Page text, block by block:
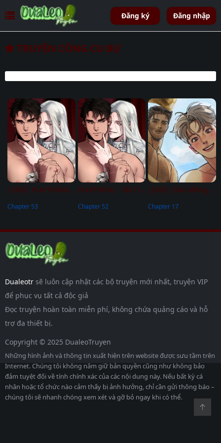
Đăng ký Đăng nhập
TRUYỆN CÔNG CU BỰ
|END| PLAYTHING - Vật Tiêu Khiển Của Vị Đại Công Tước
Chapter 53
PLAYTHING - Vật Tiêu Khiển Của Vị Đại Công Tước
Chapter 52
|END| Giấc Mộng May Mắn
Chapter 17
Dualeotr sẽ luôn cập nhật các bộ truyện mới nhất, truyện VIP
để phục vụ tất cả độc giả
Đọc truyện hoàn toàn miễn phí, không chứa quảng cáo và hỗ
trợ đa thiết bị.
Copyright © 2025 DualeoTruyen
Những hình ảnh và thông tin xuất hiện trên website được sưu tầm trên
Internet. Chúng tôi không nắm giữ bản quyền cũng như không bảo
đảm tuyệt đối về tính chính xác của các nội dung này. Nếu bất kỳ cá
nhân hoặc tổ chức nào cảm thấy bị ảnh hưởng, chỉ cần gửi thông báo –
chúng tôi sẽ nhanh chóng xem xét và gỡ bỏ ngay khi có thể.